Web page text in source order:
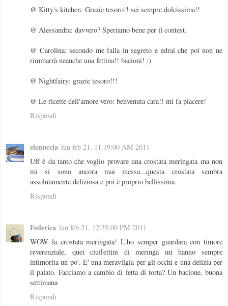
@ Kitty's kitchen: Grazie tesoro!! sei sempre dolcissima!!
@ Alessandra: davvero? Speriamo bene per il contest.
@ Carolina: secondo me falla in segreto e edrai che poi non ne
rimmarrà neanche una fettina!! bacioni! :)
@ Nightfairy: grazie tesoro!!!
@ Le ricette dell'amore vero: benvenuta cara!! mi fa piacere!
Rispondi
elenuccia lun feb 21, 11:19:00 AM 2011
Uff è da tanto che voglio provare una crostata meringata ma non
mi si sono ancora mai messa...questa crostata sembra
assolutamente deliziosa e poi è proprio bellissima.
Rispondi
Federica lun feb 21, 12:35:00 PM 2011
WOW la crostata meringata! L'ho semper guardara con timore
reverenziale, quei ciuffettini di meringa mi hanno sempre
intimorita un po'. E' una meravilgia per gli occhi e una delizia per
il palato. Facciamo a cambio di fetta di torta? Un bacione, buona
settimana
Rispondi